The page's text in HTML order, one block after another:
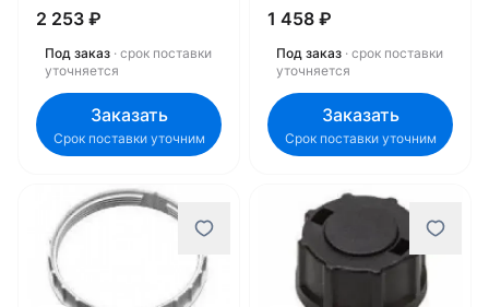
2 253 ₽
Под заказ · срок поставки
уточняется
Заказать
Срок поставки уточним
8M6001761
1 458 ₽
Под заказ · срок поставки
уточняется
Заказать
Срок поставки уточним